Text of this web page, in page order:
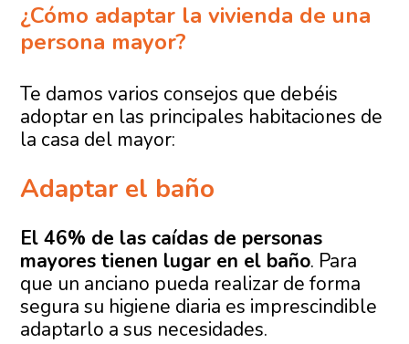
¿Cómo adaptar la vivienda de una
persona mayor?
Te damos varios consejos que debéis
adoptar en las principales habitaciones de
la casa del mayor:
Adaptar el baño
El 46% de las caídas de personas
mayores tienen lugar en el baño. Para
que un anciano pueda realizar de forma
segura su higiene diaria es imprescindible
adaptarlo a sus necesidades.